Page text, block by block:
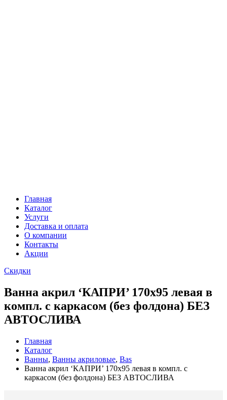
Главная
Каталог
Услуги
Доставка и оплата
О компании
Контакты
Акции
Скидки
Ванна акрил ‘КАПРИ’ 170х95 левая в
компл. с каркасом (без фолдона) БЕЗ
АВТОСЛИВА
Главная
Каталог
Ванны, Ванны акриловые, Bas
Ванна акрил ‘КАПРИ’ 170х95 левая в компл. с
каркасом (без фолдона) БЕЗ АВТОСЛИВА